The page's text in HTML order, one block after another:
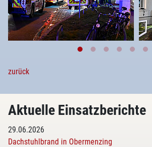
zurück
Aktuelle Einsatzberichte
29.06.2026
Dachstuhlbrand in Obermenzing